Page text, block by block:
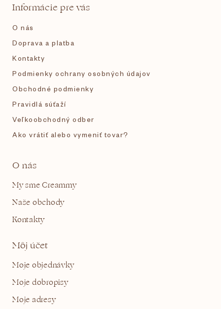
Informácie pre vás
O nás
Doprava a platba
Kontakty
Podmienky ochrany osobných údajov
Obchodné podmienky
Pravidlá súťaží
Veľkoobchodný odber
Ako vrátiť alebo vymeniť tovar?
O nás
My sme Creammy
Naše obchody
Kontakty
Môj účet
Moje objednávky
Moje dobropisy
Moje adresy